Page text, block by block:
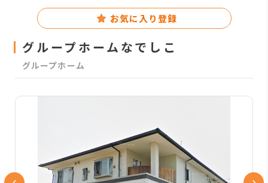
お気に入り登録
グループホームなでしこ
グループホーム